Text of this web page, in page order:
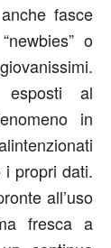
fasce
o
esposti al
in
propri dati.
all’uso
fresca a